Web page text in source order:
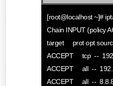
[root@localhost ~]#
Chain INPUT (policy
target prot opt
ACCEPT tcp --
ACCEPT all --
ACCEPT all --